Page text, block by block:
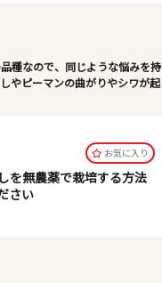
種なので、同じような悩みを持
やピーマンの曲がりやシワが起
お気に⼊り
を無農薬で栽培する方法
さい